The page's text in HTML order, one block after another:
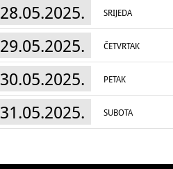
28.05.2025. SRIJEDA
29.05.2025. ČETVRTAK
30.05.2025. PETAK
31.05.2025. SUBOTA